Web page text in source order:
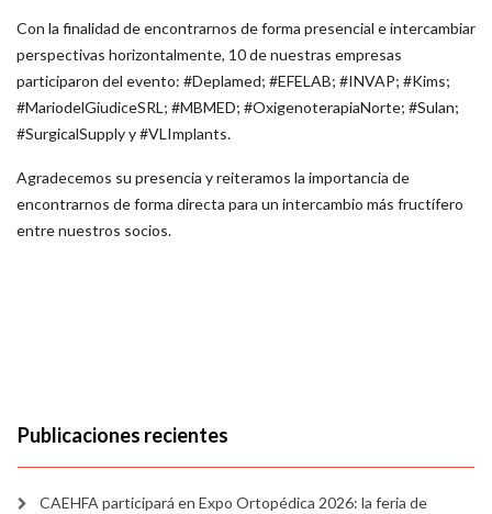
Con la finalidad de encontrarnos de forma presencial e intercambiar
perspectivas horizontalmente, 10 de nuestras empresas
participaron del evento: #Deplamed; #EFELAB; #INVAP; #Kims;
#MariodelGiudiceSRL; #MBMED; #OxigenoterapiaNorte; #Sulan;
#SurgicalSupply y #VLImplants.
Agradecemos su presencia y reiteramos la importancia de
encontrarnos de forma directa para un intercambio más fructífero
entre nuestros socios.
Publicaciones recientes
CAEHFA participará en Expo Ortopédica 2026: la feria de